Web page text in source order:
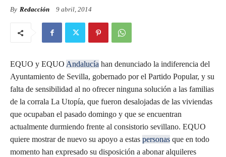
By Redacción 9 abril, 2014
EQUO y EQUO Andalucía han denunciado la indiferencia del
Ayuntamiento de Sevilla, gobernado por el Partido Popular, y su
falta de sensibilidad al no ofrecer ninguna solución a las familias
de la corrala La Utopía, que fueron desalojadas de las viviendas
que ocupaban el pasado domingo y que se encuentran
actualmente durmiendo frente al consistorio sevillano. EQUO
quiere mostrar de nuevo su apoyo a estas personas que en todo
momento han expresado su disposición a abonar alquileres